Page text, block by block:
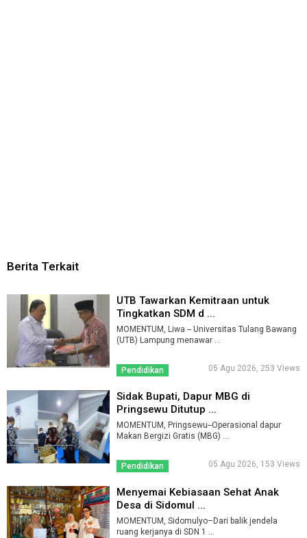
Berita Terkait
UTB Tawarkan Kemitraan untuk
Tingkatkan SDM d ...
MOMENTUM, Liwa -- Universitas Tulang Bawang
(UTB) Lampung menawar ...
Pendidikan 05 Agu 2026, 253 Views
Sidak Bupati, Dapur MBG di
Pringsewu Ditutup ...
MOMENTUM, Pringsewu--Operasional dapur
Makan Bergizi Gratis (MBG) ...
Pendidikan 05 Agu 2026, 153 Views
Menyemai Kebiasaan Sehat Anak
Desa di Sidomul ...
MOMENTUM, Sidomulyo–Dari balik jendela
ruang kerjanya di SDN 1 ...